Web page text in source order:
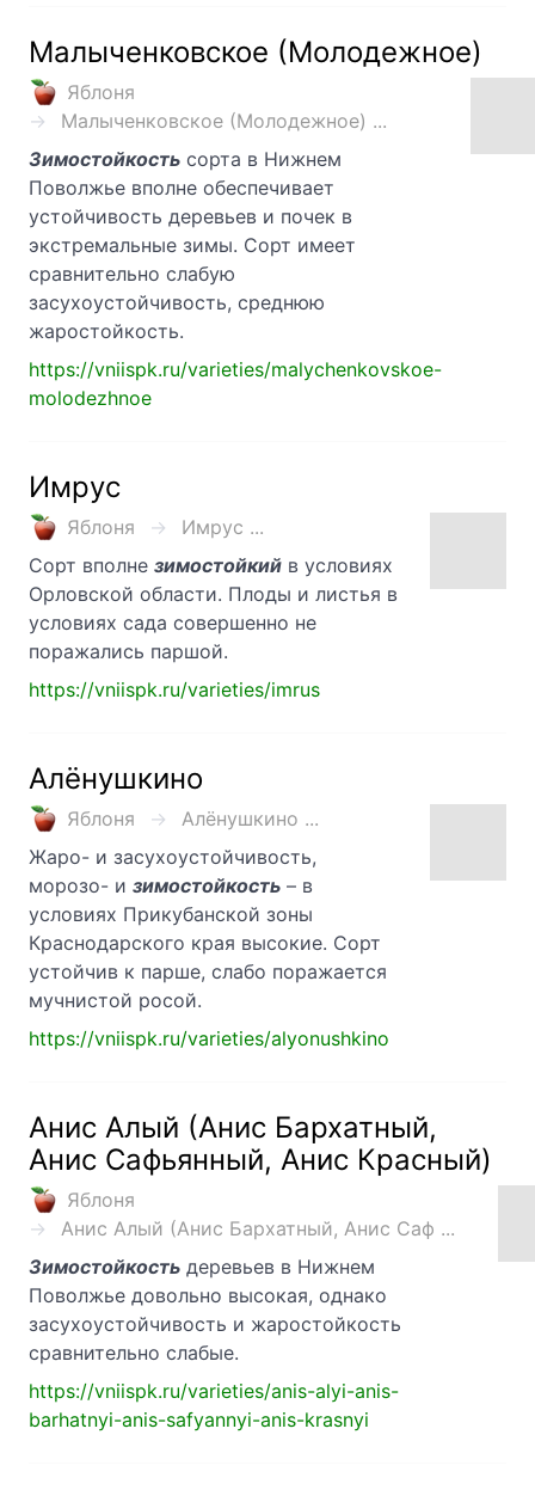
Малыченковское (Молодежное)
Яблоня
Малыченковское (Молодежное) ...
Зимостойкость сорта в Нижнем
Поволжье вполне обеспечивает
устойчивость деревьев и почек в
экстремальные зимы. Сорт имеет
сравнительно слабую
засухоустойчивость, среднюю
жаростойкость.
https://vniispk.ru/varieties/malychenkovskoe-
molodezhnoe
Имрус
Яблоня
Имрус ...
Сорт вполне зимостойкий в условиях
Орловской области. Плоды и листья в
условиях сада совершенно не
поражались паршой.
https://vniispk.ru/varieties/imrus
Алёнушкино
Яблоня
Алёнушкино ...
Жаро- и засухоустойчивость,
морозо- и зимостойкость – в
условиях Прикубанской зоны
Краснодарского края высокие. Сорт
устойчив к парше, слабо поражается
мучнистой росой.
https://vniispk.ru/varieties/alyonushkino
Анис Алый (Анис Бархатный,
Анис Сафьянный, Анис Красный)
Яблоня
Анис Алый (Анис Бархатный, Анис Саф ...
Зимостойкость деревьев в Нижнем
Поволжье довольно высокая, однако
засухоустойчивость и жаростойкость
сравнительно слабые.
https://vniispk.ru/varieties/anis-alyi-anis-
barhatnyi-anis-safyannyi-anis-krasnyi